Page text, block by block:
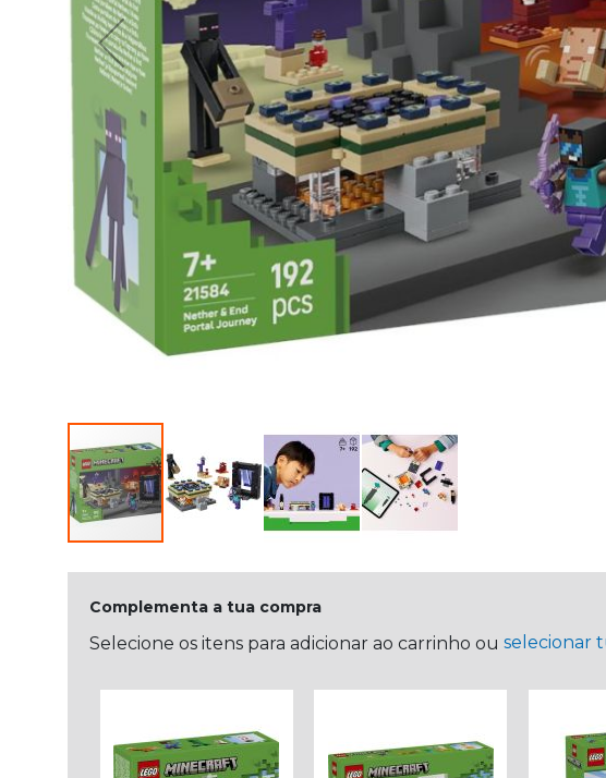
Complementa a tua compra
Selecione os itens para adicionar ao carrinho ou selecionar